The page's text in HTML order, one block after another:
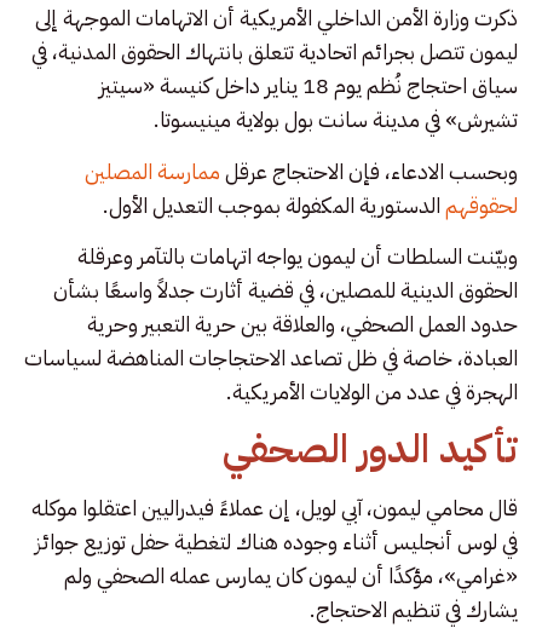
ذكرت وزارة الأمن الداخلي الأمريكية أن الاتهامات الموجهة إلى
ليمون تتصل بجرائم اتحادية تتعلق بانتهاك الحقوق المدنية، في
سياق احتجاج نُظم يوم 18 يناير داخل كنيسة «سيتيز
تشيرش» في مدينة سانت بول بولاية مينيسوتا.
وبحسب الادعاء، فإن الاحتجاج عرقلممارسة المصلين
لحقوقهمالدستورية المكفولة بموجب التعديل الأول.
وبيّنت السلطات أن ليمون يواجه اتهامات بالتآمر وعرقلة
الحقوق الدينية للمصلين، في قضية أثارت جدلاً واسعًا بشأن
حدود العمل الصحفي، والعلاقة بين حرية التعبير وحرية
العبادة، خاصة في ظل تصاعد الاحتجاجات المناهضة لسياسات
الهجرة في عدد من الولايات الأمريكية.
تأكيد الدور الصحفي
قال محامي ليمون، آبي لويل، إن عملاءً فيدراليين اعتقلوا موكله
في لوس أنجليس أثناء وجوده هناك لتغطية حفل توزيع جوائز
«غرامي»، مؤكدًا أن ليمون كان يمارس عمله الصحفي ولم
يشارك في تنظيم الاحتجاج.